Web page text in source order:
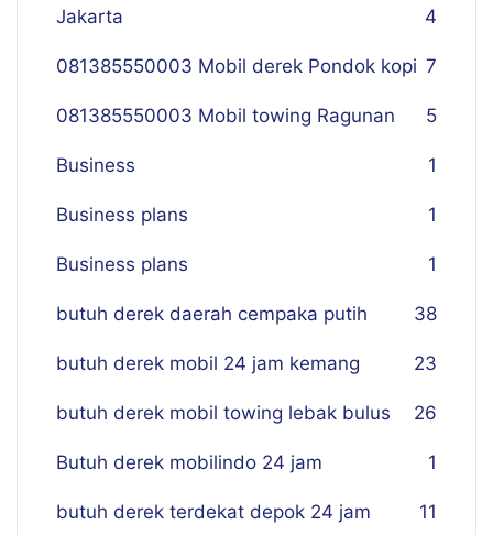
Jakarta 4
081385550003 Mobil derek Pondok kopi 7
081385550003 Mobil towing Ragunan 5
Business 1
Business plans 1
Business plans 1
butuh derek daerah cempaka putih 38
butuh derek mobil 24 jam kemang 23
butuh derek mobil towing lebak bulus 26
Butuh derek mobilindo 24 jam 1
butuh derek terdekat depok 24 jam 11